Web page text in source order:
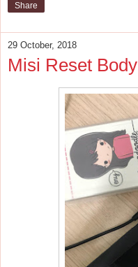
Share
29 October, 2018
Misi Reset Body